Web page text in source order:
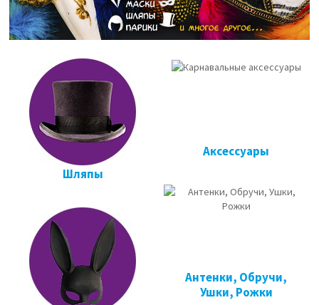
Шляпы
Аксессуары
Антенки, Обручи,
Ушки, Рожки